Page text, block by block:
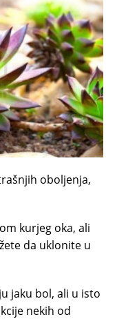
oboljenja,
kurjeg oka, ali
da uklonite u
jaku bol, ali u isto
nekih od